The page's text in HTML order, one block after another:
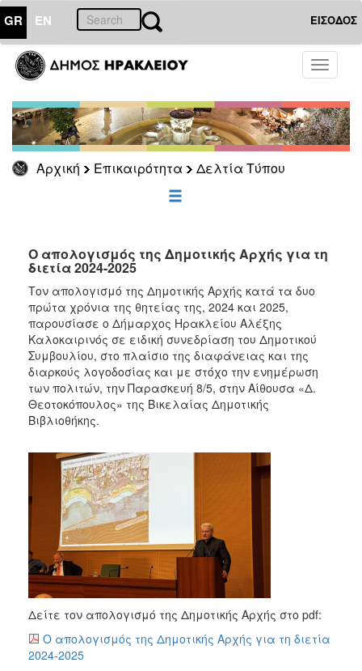
GR EN ΕΙΣΟΔΟΣ
Toggle
Αρχική Επικαιρότητα Δελτία Τύπου
ΕΠΙΚΑΙΡΟΤΗΤΑ
Τύπου
Αρχείο
ΕΠΙΣΚΕΠΤΗΣ
ΗΡΑΚΛΕΙΟ
Ο απολογισμός της Δημοτικής Αρχής για τη
διετία 2024-2025
Tον απολογισμό της Δημοτικής Αρχής κατά τα δυο
πρώτα χρόνια της θητείας της, 2024 και 2025,
παρουσίασε ο Δήμαρχος Ηρακλείου Αλέξης
Καλοκαιρινός σε ειδική συνεδρίαση του Δημοτικού
Συμβουλίου, στο πλαίσιο της διαφάνειας και της
διαρκούς λογοδοσίας και με στόχο την ενημέρωση
των πολιτών, την Παρασκευή 8/5, στην Αίθουσα «Δ.
Θεοτοκόπουλος» της Βικελαίας Δημοτικής
Βιβλιοθήκης.
Δείτε τον απολογισμό της Δημοτικής Αρχής στο pdf:
Ο απολογισμός της Δημοτικής Αρχής για τη διετία
2024-2025